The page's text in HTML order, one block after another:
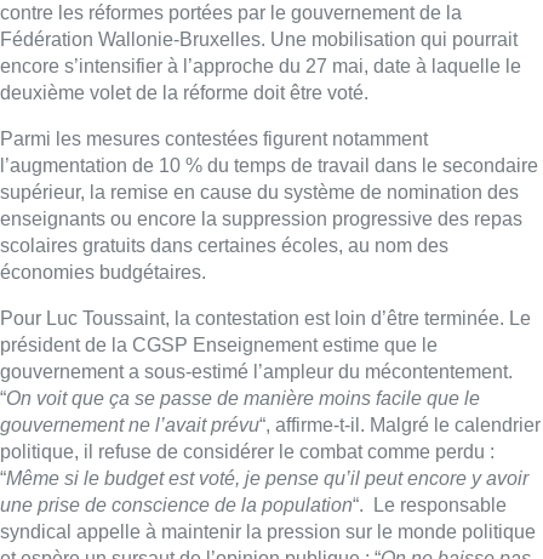
Alors que la Fédération Wallonie-Bruxelles poursuit sa
réforme de l’enseignement, la contestation reste vive sur le
terrain.
Bonsoir Bruxelles
président de la CGSP Enseignement, et Thierry Dethier,
membre du collectif Mars Attack, ont dénoncé des mesures
qu’ils jugent “injustes” et particulièrement pénalisantes
pour les enseignants et les élèves les plus fragiles.
Depuis plusieurs semaines, le collectif Mars Attack appelle à
des mouvements de grève chaque mercredi pour protester
contre les réformes portées par le gouvernement de la
Fédération Wallonie-Bruxelles. Une mobilisation qui pourrait
encore s’intensifier à l’approche du 27 mai, date à laquelle le
deuxième volet de la réforme doit être voté.
Parmi les mesures contestées figurent notamment
l’augmentation de 10 % du temps de travail dans le secondaire
supérieur, la remise en cause du système de nomination des
enseignants ou encore la suppression progressive des repas